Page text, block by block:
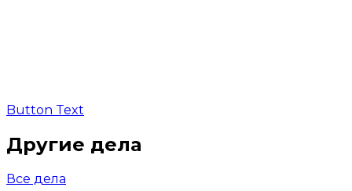
Button Text
Другие дела
Все дела